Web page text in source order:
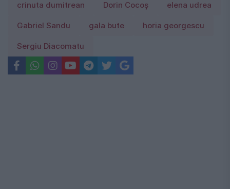
crinuta dumitrean Dorin Cocoș elena udrea
Gabriel Sandu gala bute horia georgescu
Sergiu Diacomatu